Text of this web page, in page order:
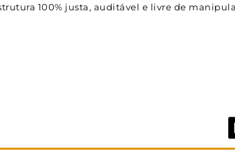
100% justa, auditável e livre de